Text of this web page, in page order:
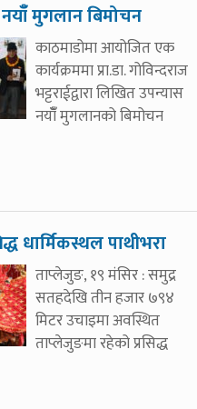
नयाँँ मुगलान बिमोचन
काठमाडोमा आयोजित एक
कार्यक्रममा प्रा.डा. गोविन्दराज
भट्टराईद्वारा लिखित उपन्यास
नयाँँ मुगलानको बिमोचन
धार्मिकस्थल पाथीभरा
ताप्लेजुङ, १९ मंसिर : समुद्र
सतहदेखि तीन हजार ७९४
मिटर उचाइमा अवस्थित
ताप्लेजुङमा रहेको प्रसिद्ध